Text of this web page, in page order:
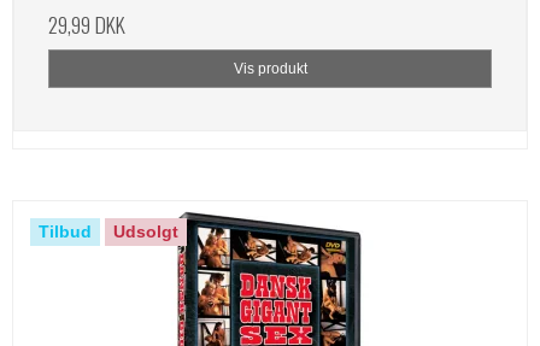
29,99 DKK
Vis produkt
Tilbud Udsolgt